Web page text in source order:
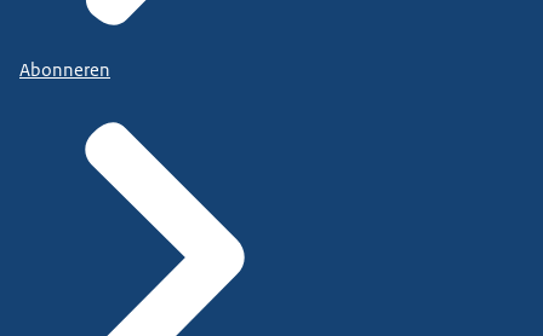
Abonneren